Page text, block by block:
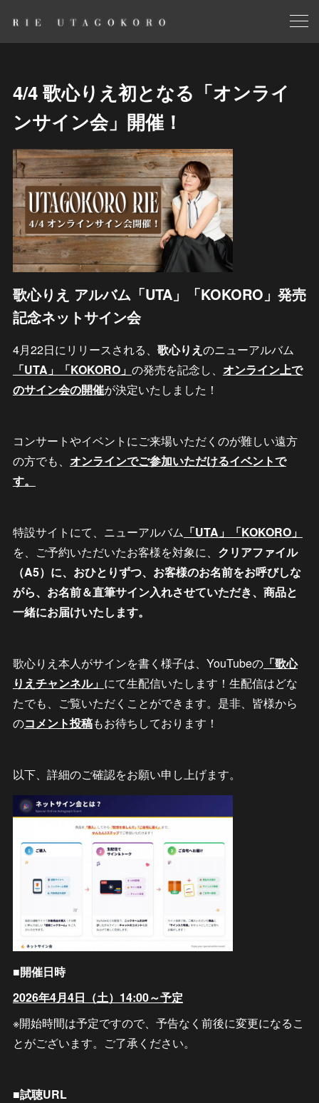
4/4 歌心りえ初となる「オンライ
ンサイン会」開催！
歌心りえ アルバム「UTA」「KOKORO」発売
記念ネットサイン会
4月22日にリリースされる、 歌心りえのニューアルバム
「UTA」「KOKORO」 の発売を記念し、 オンライン上で
のサイン会の開催が決定いたしました！
コンサートやイベントにご来場いただくのが難しい遠方
の方でも、 オンラインでご参加いただけるイベントで
す。
特設サイトにて、ニューアルバム 「UTA」「KOKORO」
を、ご予約いただいたお客様を対象に、 クリアファイル
（A5）に、おひとりずつ、お客様のお名前をお呼びしな
がら、お名前＆直筆サイン入れさせていただき、商品と
一緒にお届けいたします。
歌心りえ本人がサインを書く様子は、YouTubeの「歌心
りえチャンネル」 にて生配信いたします！生配信はどな
たでも、ご覧いただくことができます。是非、皆様から
のコメント投稿もお待ちしております！
以下、詳細のご確認をお願い申し上げます。
■開催日時
2026年4月4日（土）14:00～予定
※開始時間は予定ですので、予告なく前後に変更になるこ
とがございます。ご了承ください。
■試聴URL